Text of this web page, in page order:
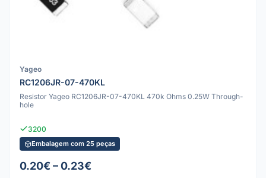
Yageo
RC1206JR-07-470KL
Resistor Yageo RC1206JR-07-470KL 470k Ohms 0.25W Through-
hole
3200
Embalagem com 25 peças
0.20€ – 0.23€